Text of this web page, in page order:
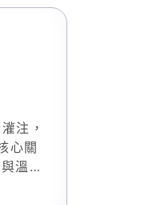
的PU設備系統。
注，
心關